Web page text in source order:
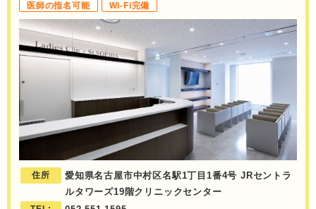
医師の指名可能
Wi-Fi完備
住所
愛知県名古屋市中村区名駅1丁目1番4号 JRセントラ
ルタワーズ19階クリニックセンター